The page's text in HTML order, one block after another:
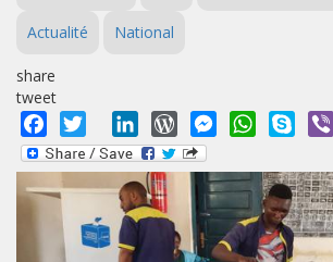
Actualité National
share
tweet
Facebook
Twitter LinkedInWordPressMessengerWhatsApp
Skype